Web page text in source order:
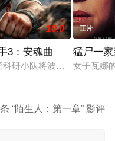
探，正努力回归正常生活
10.0
3：安魂曲
科研小队将波派囚禁在地下
正片
猛尸一
女子瓦娜
条 “陌生人：第一章” 影评